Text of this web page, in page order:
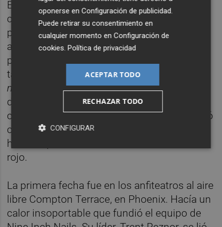
El nombre de la gira fue una ocurrencia del
cantante de Jane's Addiction. Según sus
propias palabras, lollapalooza “es algo o
alguien grande o maravilloso y es una
piruleta en espiral, llena de color”. El evento
también fue rupturista en su estrategia de
marketing
. Compraron 2.500 piruletas para
distribuirlas entre los medios de
comunicación. Cada una de ellas se envolvió
con la nota de prensa, que previamente se
había impreso con tinta blanca en celofán
rojo.
La primera fecha fue en los anfiteatros al aire
libre Compton Terrace, en Phoenix. Hacía un
calor insoportable que fundió el equipo de
oponerse enConfiguración de publicidad
Puede retirar su consentimiento en
cualquier momento enConfiguración de
cookies .Política de privacidad
ACEPTAR TODO
RECHAZAR TODO
CONFIGURAR